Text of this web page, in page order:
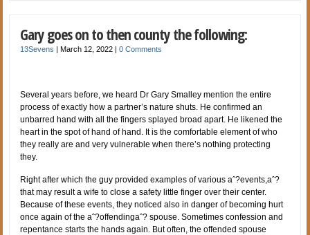
Gary goes on to then county the following:
13Sevens |March 12, 2022 |0 Comments
Several years before, we heard Dr Gary Smalley mention the entire
process of exactly how a partner’s nature shuts. He confirmed an
unbarred hand with all the fingers splayed broad apart. He likened the
heart in the spot of hand of hand. It is the comfortable element of who
they really are and very vulnerable when there’s nothing protecting
they.
Right after which the guy provided examples of various aˆ?events,aˆ?
that may result a wife to close a safety little finger over their center.
Because of these events, they noticed also in danger of becoming hurt
once again of the aˆ?offendingaˆ? spouse. Sometimes confession and
repentance starts the hands again. But often, the offended spouse